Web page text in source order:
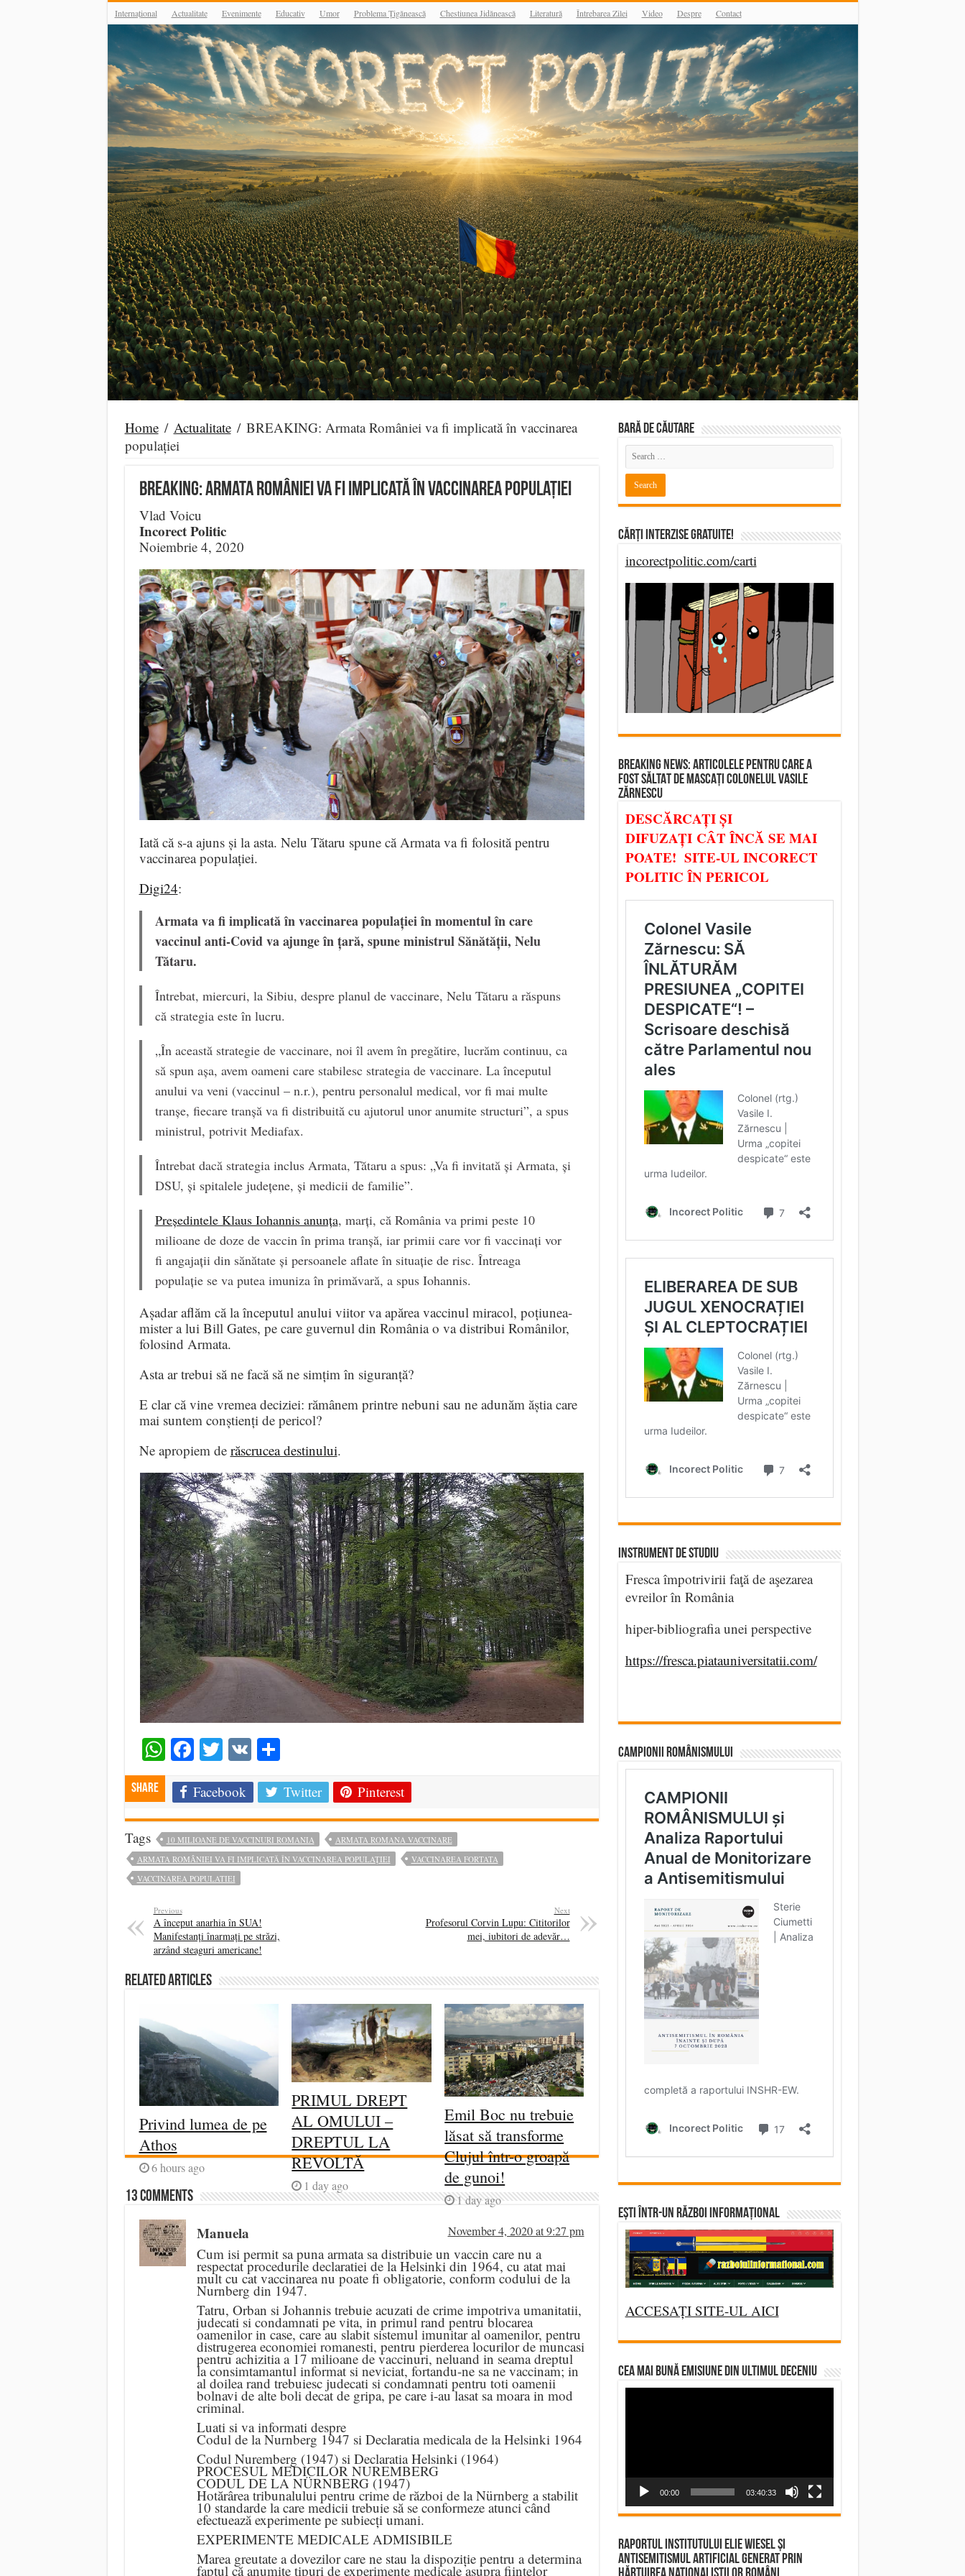
Internațional Actualitate Evenimente Educativ Umor Problema Țigănească Chestiunea Jidănească Literatură Întrebarea Zilei Video Despre Contact
Home / Actualitate / BREAKING: Armata României va fi implicată în vaccinarea
populației
BREAKING: Armata României va fi implicată în vaccinarea populației
Vlad Voicu
Incorect Politic
Noiembrie 4, 2020
Iată că s-a ajuns și la asta. Nelu Tătaru spune că Armata va fi folosită pentru
vaccinarea populației.
Digi24:
Armata va fi implicată în vaccinarea populației în momentul în care
vaccinul anti-Covid va ajunge în țară, spune ministrul Sănătății, Nelu
Tătaru.
Întrebat, miercuri, la Sibiu, despre planul de vaccinare, Nelu Tătaru a răspuns
că strategia este în lucru.
„În această strategie de vaccinare, noi îl avem în pregătire, lucrăm continuu, ca
să spun așa, avem oameni care stabilesc strategia de vaccinare. La începutul
anului va veni (vaccinul – n.r.), pentru personalul medical, vor fi mai multe
tranșe, fiecare tranșă va fi distribuită cu ajutorul unor anumite structuri”, a spus
ministrul, potrivit Mediafax.
Întrebat dacă strategia inclus Armata, Tătaru a spus: „Va fi invitată și Armata, și
DSU, și spitalele județene, și medicii de familie”.
Președintele Klaus Iohannis anunța, marți, că România va primi peste 10
milioane de doze de vaccin în prima tranșă, iar primii care vor fi vaccinați vor
fi angajații din sănătate și persoanele aflate în situație de risc. Întreaga
populație se va putea imuniza în primăvară, a spus Iohannis.
Așadar aflăm că la începutul anului viitor va apărea vaccinul miracol, poțiunea-
mister a lui Bill Gates, pe care guvernul din România o va distribui Românilor,
folosind Armata.
Asta ar trebui să ne facă să ne simțim în siguranță?
E clar că vine vremea deciziei: rămânem printre nebuni sau ne adunăm ăștia care
mai suntem conștienți de pericol?
Ne apropiem de răscrucea destinului.
WhatsApp
Facebook
Twitter
VKShare
Share Facebook Twitter Pinterest
Tags 10 MILIOANE DE VACCINURI ROMANIA
ARMATA ROMANA VACCINARE
ARMATA ROMÂNIEI VA FI IMPLICATĂ ÎN VACCINAREA POPULAȚIEI
VACCINAREA FORTATA
VACCINAREA POPULATIEI
Previous
A început anarhia în SUA!
Manifestanți înarmați pe străzi,
arzând steaguri americane!
Next
Profesorul Corvin Lupu: Cititorilor
mei, iubitori de adevăr…
Related Articles
Privind lumea de pe
Athos
6 hours ago
PRIMUL DREPT
AL OMULUI –
DREPTUL LA
REVOLTĂ
1 day ago
Emil Boc nu trebuie
lăsat să transforme
Clujul într-o groapă
de gunoi!
1 day ago
13 comments
Manuela November 4, 2020 at 9:27 pm
Cum isi permit sa puna armata sa distribuie un vaccin care nu a
respectat procedurile declaratiei de la Helsinki din 1964, cu atat mai
mult cu cat vaccinarea nu poate fi obligatorie, conform codului de la
Nurnberg din 1947.
Tatru, Orban si Johannis trebuie acuzati de crime impotriva umanitatii,
judecati si condamnati pe vita, in primul rand pentru blocarea
oamenilor in case, care au slabit sistemul imunitar al oamenilor, pentru
distrugerea economiei romanesti, pentru pierderea locurilor de muncasi
pentru achizitia a 17 milioane de vaccinuri, neluand in seama dreptul
la consimtamantul informat si neviciat, fortandu-ne sa ne vaccinam; in
al doilea rand trebuiesc judecati si condamnati pentru toti oamenii
bolnavi de alte boli decat de gripa, pe care i-au lasat sa moara in mod
criminal.
Luati si va informati despre
Codul de la Nurnberg 1947 si Declaratia medicala de la Helsinki 1964
Codul Nuremberg (1947) si Declaratia Helsinki (1964)
PROCESUL MEDICILOR NUREMBERG
CODUL DE LA NÜRNBERG (1947)
Hotărârea tribunalului pentru crime de război de la Nürnberg a stabilit
10 standarde la care medicii trebuie să se conformeze atunci când
efectuează experimente pe subiecți umani.
EXPERIMENTE MEDICALE ADMISIBILE
Marea greutate a dovezilor care ne stau la dispoziție pentru a determina
faptul că anumite tipuri de experimente medicale asupra ființelor
BARĂ DE CĂUTARE
Cărți Interzise Gratuite!
incorectpolitic.com/carti
BREAKING NEWS: ARTICOLELE PENTRU CARE A
FOST SĂLTAT DE MASCAȚI COLONELUL VASILE
ZĂRNESCU
DESCĂRCAȚI ȘI
DIFUZAȚI CÂT ÎNCĂ SE MAI
POATE! SITE-UL INCORECT
POLITIC ÎN PERICOL
INSTRUMENT DE STUDIU
Fresca împotrivirii faţă de aşezarea
evreilor în România
hiper-bibliografia unei perspective
https://fresca.piatauniversitatii.com/
CAMPIONII ROMÂNISMULUI
Ești într-un RĂZBOI INFORMAȚIONAL
ACCESAȚI SITE-UL AICI
CEA MAI BUNĂ EMISIUNE DIN ULTIMUL DECENIU
00:00 03:40:33
Raportul Institutului Elie Wiesel și
Antisemitismul Artificial Generat prin